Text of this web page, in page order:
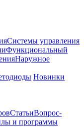
Системы управления
Функциональный
Наружное
Новинки
СтатьиВопрос-
и программы